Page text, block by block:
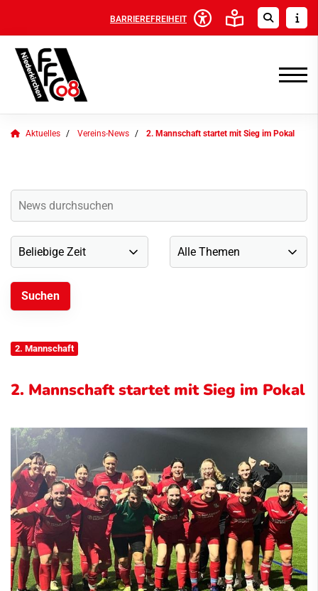
BARRIEREFREIHEIT
Aktuelles Vereins-News 2. Mannschaft startet mit Sieg im Pokal
2. Mannschaft
2. Mannschaft startet mit Sieg im Pokal